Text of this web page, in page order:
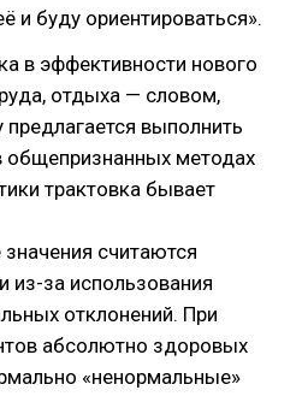
и буду ориентироваться».
в эффективности нового
отдыха — словом,
выполнить
методах
трактовка бывает
считаются
за использования
отклонений. При
абсолютно здоровых
«ненормальные»